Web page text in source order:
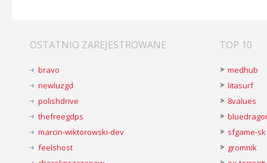
OSTATNIO ZAREJESTROWANE
bravo
newluzgd
polishdrive
thefreegdps
marcin-wiktorowski-dev
feelshost
TOP 10
medhub
litasurf
8values
sfgame-sk
gromnik